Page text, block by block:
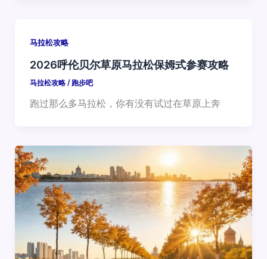
马拉松攻略
2026呼伦贝尔草原马拉松保姆式参赛攻略
马拉松攻略/ 跑步吧
跑过那么多马拉松，你有没有试过在草原上奔